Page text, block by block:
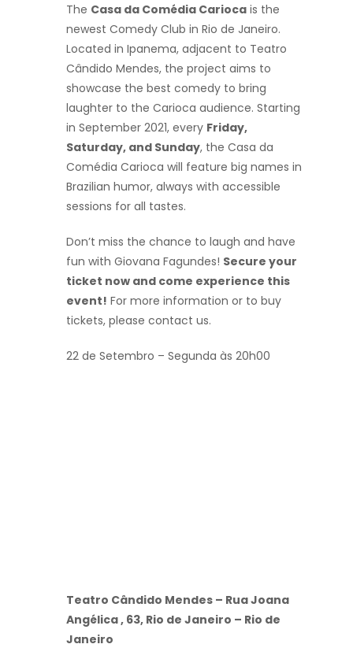
The Casa da Comédia Carioca is the
newest Comedy Club in Rio de Janeiro.
Located in Ipanema, adjacent to Teatro
Cândido Mendes, the project aims to
showcase the best comedy to bring
laughter to the Carioca audience. Starting
in September 2021, every Friday,
Saturday, and Sunday, the Casa da
Comédia Carioca will feature big names in
Brazilian humor, always with accessible
sessions for all tastes.
Don’t miss the chance to laugh and have
fun with Giovana Fagundes! Secure your
ticket now and come experience this
event! For more information or to buy
tickets, please contact us.
22 de Setembro – Segunda às 20h00
Teatro Cândido Mendes – Rua Joana
Angélica , 63, Rio de Janeiro – Rio de
Janeiro